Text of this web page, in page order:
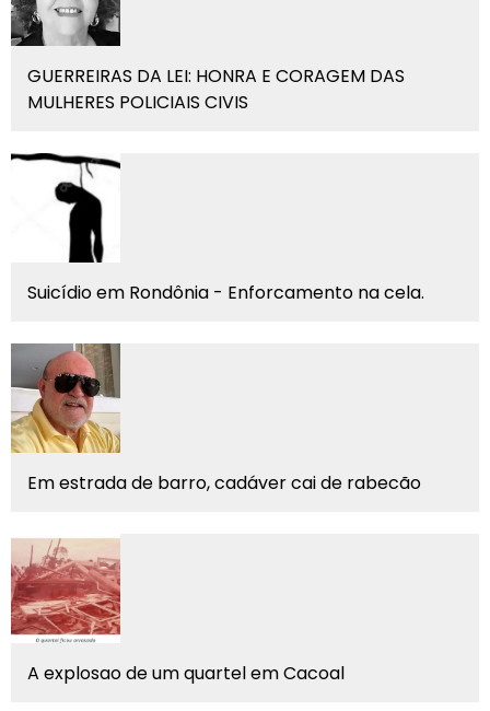
GUERREIRAS DA LEI: HONRA E CORAGEM DAS
MULHERES POLICIAIS CIVIS
Suicídio em Rondônia - Enforcamento na cela.
Em estrada de barro, cadáver cai de rabecão
A explosao de um quartel em Cacoal